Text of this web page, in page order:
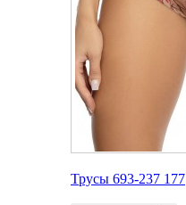
Трусы 693-237 177